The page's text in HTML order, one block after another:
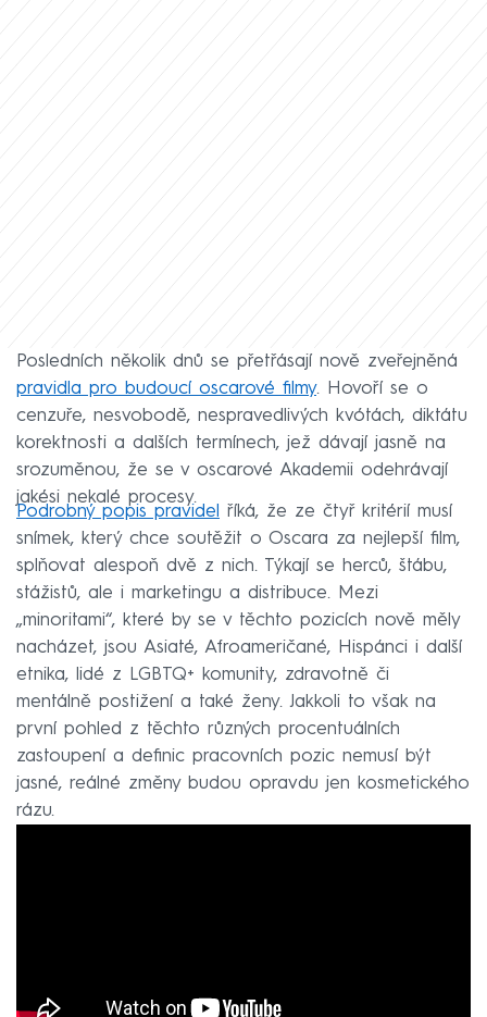
Posledních několik dnů se přetřásají nově zveřejněná
pravidla pro budoucí oscarové filmy. Hovoří se o
cenzuře, nesvobodě, nespravedlivých kvótách, diktátu
korektnosti a dalších termínech, jež dávají jasně na
srozuměnou, že se v oscarové Akademii odehrávají
jakési nekalé procesy.
Podrobný popis pravidel
říká, že ze čtyř kritérií musí
snímek, který chce soutěžit o Oscara za nejlepší film,
splňovat alespoň dvě z nich. Týkají se herců, štábu,
stážistů, ale i marketingu a distribuce. Mezi
„minoritami“, které by se v těchto pozicích nově měly
nacházet, jsou Asiaté, Afroameričané, Hispánci i další
etnika, lidé z LGBTQ+ komunity, zdravotně či
mentálně postižení a také ženy. Jakkoli to však na
první pohled z těchto různých procentuálních
zastoupení a definic pracovních pozic nemusí být
jasné, reálné změny budou opravdu jen kosmetického
rázu.